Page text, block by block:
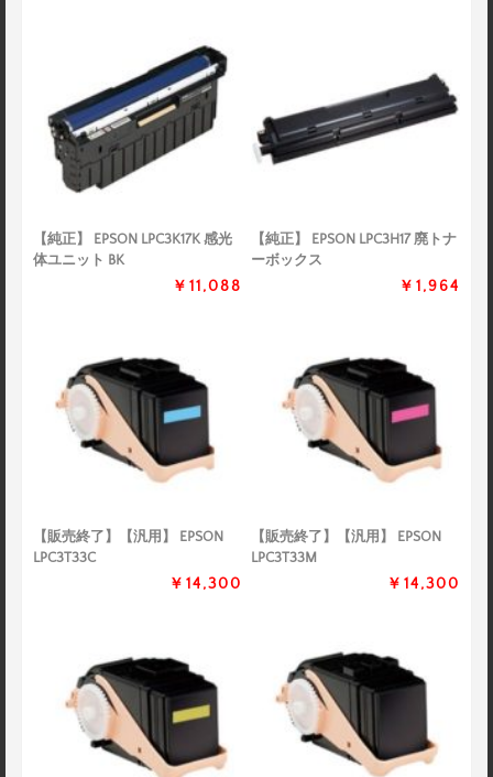
【純正】 EPSON LPC3K17K 感光
体ユニット BK
￥11,088
【純正】 EPSON LPC3H17 廃トナ
ーボックス
￥1,964
【販売終了】【汎用】 EPSON
LPC3T33C
￥14,300
【販売終了】【汎用】 EPSON
LPC3T33M
￥14,300